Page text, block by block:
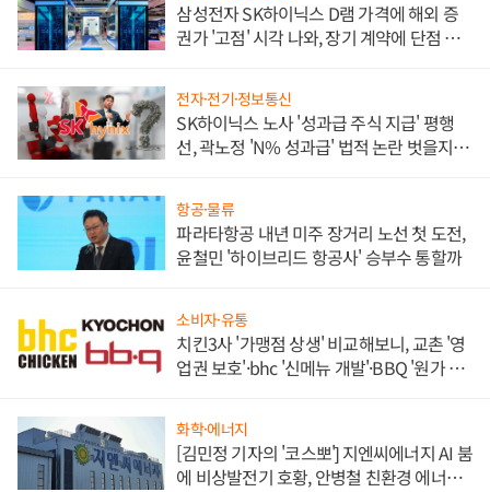
삼성전자 SK하이닉스 D램 가격에 해외 증
권가 '고점' 시각 나와, 장기 계약에 단점 부
전자·전기·정보통신
SK하이닉스 노사 '성과급 주식 지급' 평행
선, 곽노정 'N% 성과급' 법적 논란 벗을지 주
항공·물류
파라타항공 내년 미주 장거리 노선 첫 도전,
윤철민 '하이브리드 항공사' 승부수 통할까
소비자·유통
치킨3사 '가맹점 상생' 비교해보니, 교촌 '영
업권 보호'·bhc '신메뉴 개발'·BBQ '원가 부
화학·에너지
[김민정 기자의 '코스뽀'] 지엔씨에너지 AI 붐
에 비상발전기 호황, 안병철 친환경 에너지